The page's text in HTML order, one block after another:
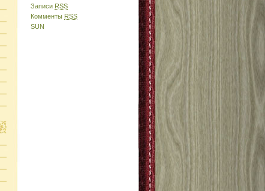
Записи RSS
Комменты RSS
SUN